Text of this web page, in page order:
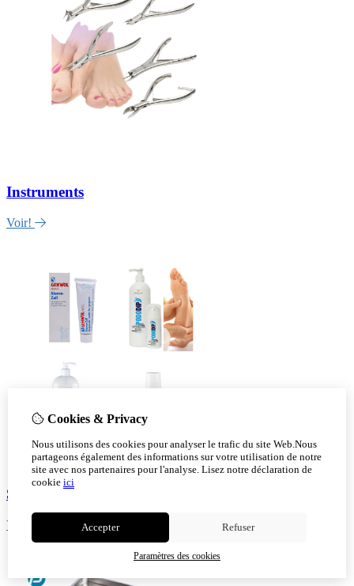
Instruments
Voir!
Soin
Voir!
Cookies & Privacy
Nous utilisons des cookies pour analyser le trafic du site Web.Nous
partageons également des informations sur votre utilisation de notre
site avec nos partenaires pour l'analyse. Lisez notre déclaration de
cookie ici
Accepter Refuser
Paramètres des cookies